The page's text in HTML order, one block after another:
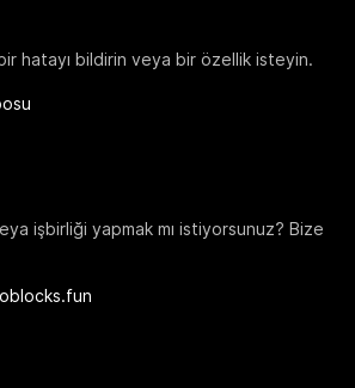
hatayı bildirin veya bir özellik isteyin.
işbirliği yapmak mı istiyorsunuz? Bize